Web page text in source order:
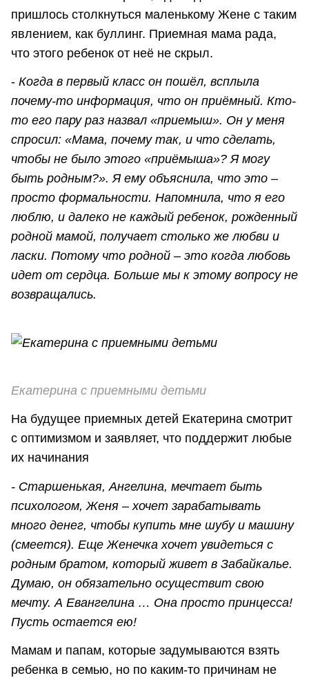
пришлось столкнуться маленькому Жене с таким
явлением, как буллинг. Приемная мама рада,
что этого ребенок от неё не скрыл.
- Когда в первый класс он пошёл, всплыла
почему-то информация, что он приёмный. Кто-
то его пару раз назвал «приемыш». Он у меня
спросил: «Мама, почему так, и что сделать,
чтобы не было этого «приёмыша»? Я могу
быть родным?». Я ему объяснила, что это –
просто формальности. Напомнила, что я его
люблю, и далеко не каждый ребенок, рожденный
родной мамой, получает столько же любви и
ласки. Потому что родной – это когда любовь
идет от сердца. Больше мы к этому вопросу не
возвращались.
Екатерина с приемными детьми
На будущее приемных детей Екатерина смотрит
с оптимизмом и заявляет, что поддержит любые
их начинания
- Старшенькая, Ангелина, мечтает быть
психологом, Женя – хочет зарабатывать
много денег, чтобы купить мне шубу и машину
(смеется). Еще Женечка хочет увидеться с
родным братом, который живет в Забайкалье.
Думаю, он обязательно осуществит свою
мечту. А Евангелина … Она просто принцесса!
Пусть остается ею!
Мамам и папам, которые задумываются взять
ребенка в семью, но по каким-то причинам не